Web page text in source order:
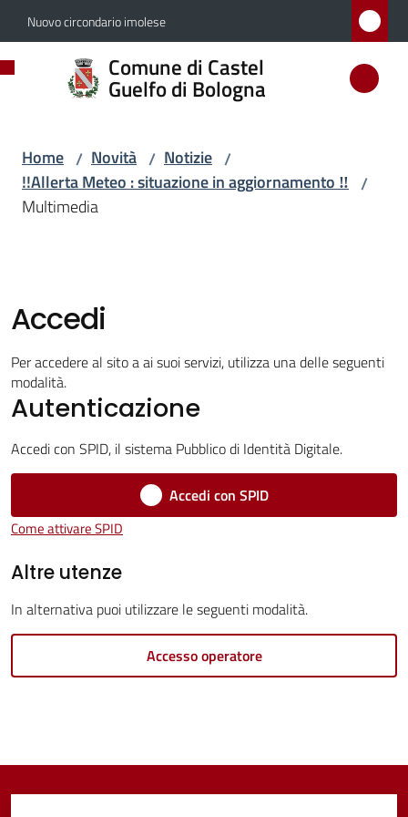
Vai al contenuto
Vai alla navigazione
Vai al footer
Nuovo circondario imolese
Comune di Castel
Guelfo di Bologna
Comune
di
di
Bologna
Novità
Menu selezionato
Servizi
Guelfo
Servizi
Home / Novità / Notizie /
!!Allerta Meteo : situazione in aggiornamento ‼️ /
Multimedia
Accedi
Per accedere al sito a ai suoi servizi, utilizza una delle seguenti
modalità.
Autenticazione
Accedi con SPID, il sistema Pubblico di Identità Digitale.
Accedi con SPID
Come attivare SPID
Altre utenze
In alternativa puoi utilizzare le seguenti modalità.
Accesso operatore